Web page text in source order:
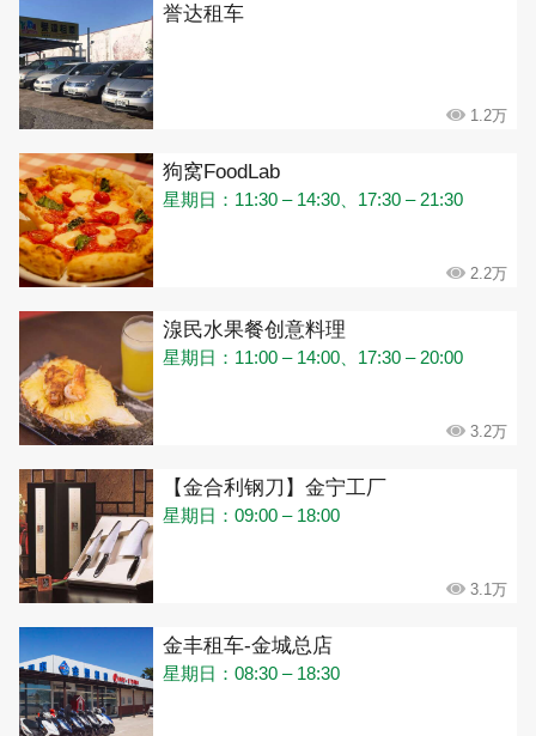
誉达租车
1.2万
狗窝FoodLab
星期日：11:30 – 14:30、17:30 – 21:30
2.2万
湶民水果餐创意料理
星期日：11:00 – 14:00、17:30 – 20:00
3.2万
【金合利钢刀】金宁工厂
星期日：09:00 – 18:00
3.1万
金丰租车-金城总店
星期日：08:30 – 18:30